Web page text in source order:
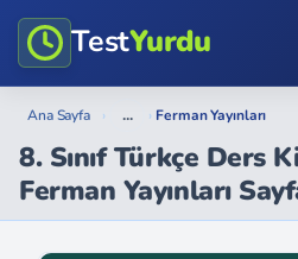
TestYurdu
Ana Sayfa › ... › Ferman Yayınları
8. Sınıf Türkçe Ders
Ferman Yayınları